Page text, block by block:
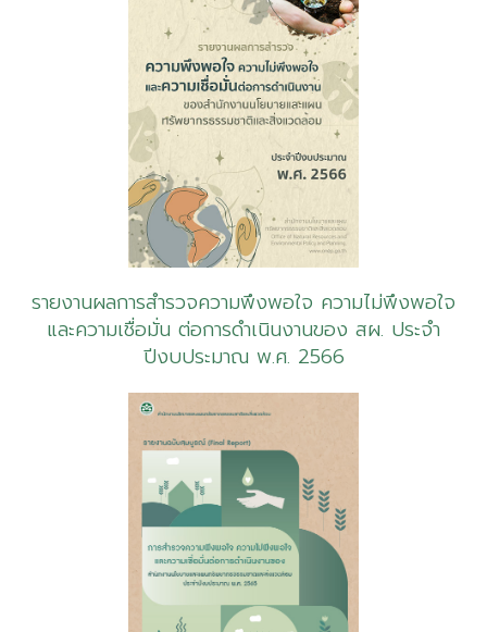
รายงานผลการสำรวจความพึงพอใจ ความไม่พึงพอใจ
และความเชื่อมั่น ต่อการดำเนินงานของ สผ. ประจำ
ปีงบประมาณ พ.ศ. 2566